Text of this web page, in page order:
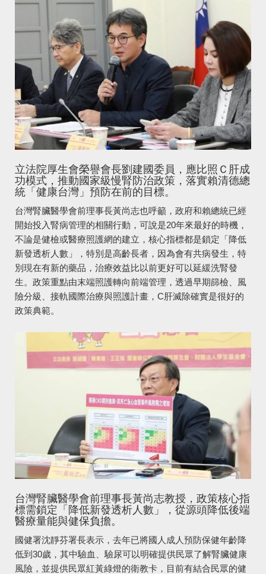
立法院厚生會榮譽會長劉建國委員，應比照Ｃ肝成
功模式，推動國家級慢腎防治政策，落實賴清德總
統「健康台灣」預防在前的目標。
台灣腎臟醫學會前理事長黃尚志也呼籲，政府和賴總統已經
開始投入腎病管理的相關行動，可說是20年來最好的時機，
不論是健檢或醫療照護網的建立，核心指標都是鎖定「降低
新發透析人數」，特別是高齡長者，因為會有共病發生，特
別現在有新的藥品，治療效益比以前更好可以延緩洗腎發
生。政策重點由末端照護轉向前端管理，透過早期篩檢、風
險分級、接軌國際治療與照護計畫，C肝滅除確實是很好的
政策典範。
台灣腎臟醫學會前理事長黃尚志教授，政策核心指
標需鎖定「降低新發透析人數」，從源頭降低後端
醫療量能與健保負擔。
國健署沈靜芬署長表示，去年已將國人成人預防保健年齡降
低到30歲，其中驗血、驗尿可以明確提供民眾了解腎臟健康
風險，並提供民眾紅黃綠燈的衛教卡，目前有結合民眾的健